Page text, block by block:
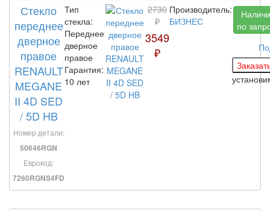
Стекло
переднее
дверное
правое
RENAULT
MEGANE
II 4D SED
/ 5D HB
Номер детали:
50646RGN
Еврокод:
7260RGNS4FD
Тип
стекла:
Переднее
дверное
правое
Гарантия:
10 лет
2730
₽
3549
₽
Производитель:
БИЗНЕС
по